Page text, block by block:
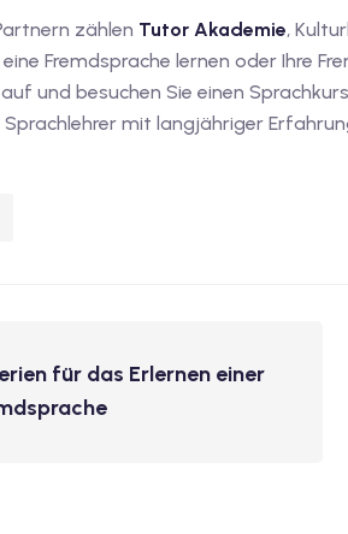
zählen Tutor Akademie,
Fremdsprache lernen oder Ihre
und besuchen Sie einen
mit langjähriger
für das Erlernen einer